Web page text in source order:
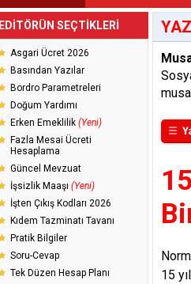
EDİTÖRÜN SEÇTİKLERİ
Asgari Ücret 2026
Basından Yazılar
Bordro Parametreleri
Doğum Yardımı
Erken Emeklilik (Yeni)
Fazla Mesai Ücreti
Hesaplama
Güncel Mevzuat
İşsizlik Maaşı (Yeni)
İşten Çıkış Kodları 2026
Kıdem Tazminatı Tavanı
Pratik Bilgiler
Soru-Cevap
Tek Düzen Hesap Planı
15